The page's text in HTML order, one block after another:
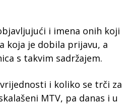
i imena onih koji
koja je dobila prijavu, a
s takvim sadržajem.
i koliko se trči za
MTV, pa danas i u